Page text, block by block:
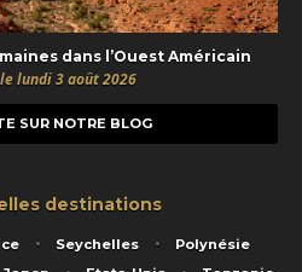
dans l’Ouest Américain
lundi 3 août 2026
SUR NOTRE BLOG
destinations
Seychelles
Polynésie